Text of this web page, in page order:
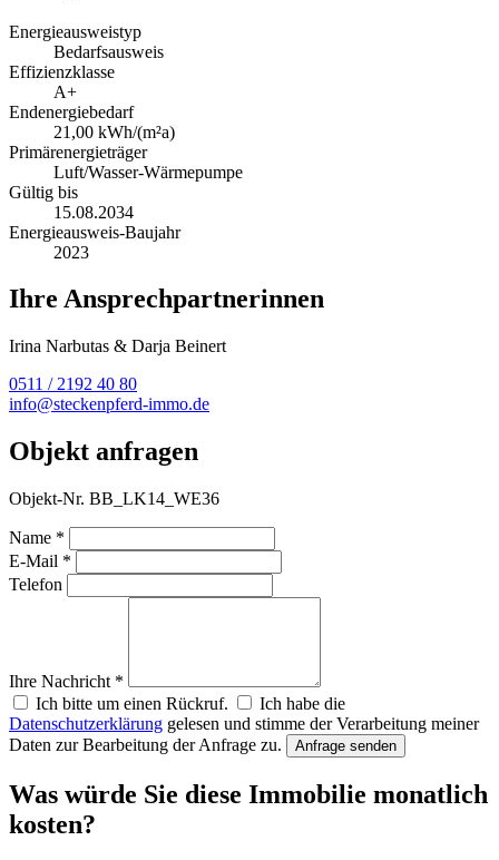
Energieausweistyp
Bedarfsausweis
Effizienzklasse
A+
Endenergiebedarf
21,00 kWh/(m²a)
Primärenergieträger
Luft/Wasser-Wärmepumpe
Gültig bis
15.08.2034
Energieausweis-Baujahr
2023
Ihre Ansprechpartnerinnen
Irina Narbutas & Darja Beinert
0511 / 2192 40 80
info@steckenpferd-immo.de
Objekt anfragen
Objekt-Nr. BB_LK14_WE36
Name *
E-Mail *
Telefon
Ihre Nachricht *
Ich bitte um einen Rückruf.
Ich habe die
Datenschutzerklärung gelesen und stimme der Verarbeitung meiner
Daten zur Bearbeitung der Anfrage zu.
Anfrage senden
Was würde Sie diese Immobilie monatlich
kosten?